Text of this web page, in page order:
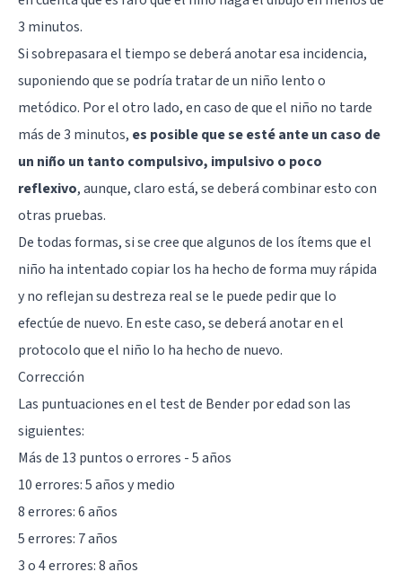
3 minutos.
Si sobrepasara el tiempo se deberá anotar esa incidencia,
suponiendo que se podría tratar de un niño lento o
metódico. Por el otro lado, en caso de que el niño no tarde
más de 3 minutos, es posible que se esté ante un caso de
un niño un tanto compulsivo, impulsivo o poco
reflexivo, aunque, claro está, se deberá combinar esto con
otras pruebas.
De todas formas, si se cree que algunos de los ítems que el
niño ha intentado copiar los ha hecho de forma muy rápida
y no reflejan su destreza real se le puede pedir que lo
efectúe de nuevo. En este caso, se deberá anotar en el
protocolo que el niño lo ha hecho de nuevo.
Corrección
Las puntuaciones en el test de Bender por edad son las
siguientes:
Más de 13 puntos o errores - 5 años
10 errores: 5 años y medio
8 errores: 6 años
5 errores: 7 años
3 o 4 errores: 8 años